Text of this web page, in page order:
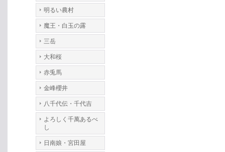
明るい農村
魔王・白玉の露
三岳
大和桜
赤兎馬
金峰櫻井
八千代伝・千代吉
よろしく千萬あるべ
し
日南娘・宮田屋